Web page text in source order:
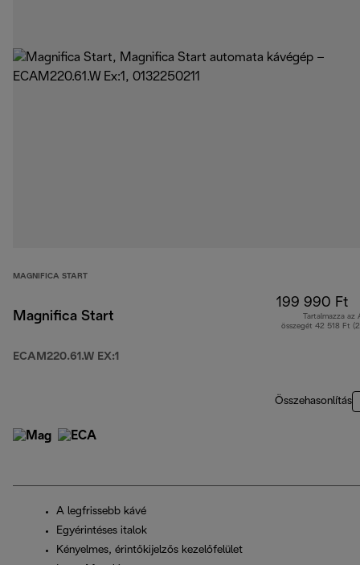
MAGNIFICA START
Magnifica Start
ECAM220.61.W EX:1
199 990 Ft
Tartalmazza az
összegét 42 518 Ft
Összehasonlítás
A legfrissebb kávé
Egyérintéses italok
Kényelmes, érintőkijelzős kezelőfelület